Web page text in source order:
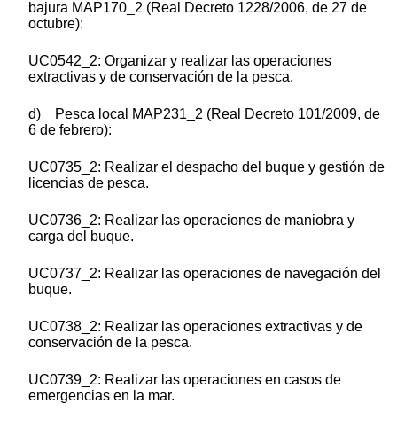
bajura MAP170_2 (Real Decreto 1228/2006, de 27 de
octubre):
UC0542_2: Organizar y realizar las operaciones
extractivas y de conservación de la pesca.
d) Pesca local MAP231_2 (Real Decreto 101/2009, de
6 de febrero):
UC0735_2: Realizar el despacho del buque y gestión de
licencias de pesca.
UC0736_2: Realizar las operaciones de maniobra y
carga del buque.
UC0737_2: Realizar las operaciones de navegación del
buque.
UC0738_2: Realizar las operaciones extractivas y de
conservación de la pesca.
UC0739_2: Realizar las operaciones en casos de
emergencias en la mar.